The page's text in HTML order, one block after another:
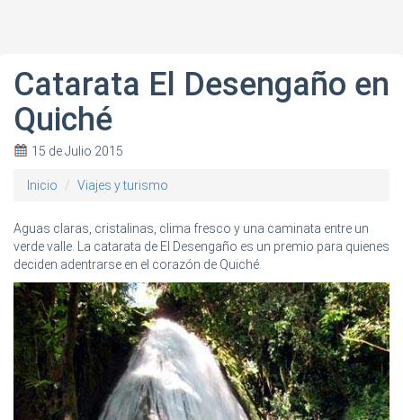
Catarata El Desengaño en
Quiché
15 de Julio 2015
Inicio Viajes y turismo
Aguas claras, cristalinas, clima fresco y una caminata entre un
verde valle. La catarata de El Desengaño es un premio para quienes
deciden adentrarse en el corazón de Quiché.